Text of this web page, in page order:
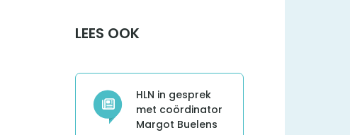
LEES OOK
HLN in gesprek
met coördinator
Margot Buelens